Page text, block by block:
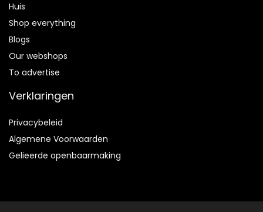
Huis
Shop everything
Blogs
Our webshops
To advertise
Verklaringen
Privacybeleid
Algemene Voorwaarden
Gelieerde openbaarmaking